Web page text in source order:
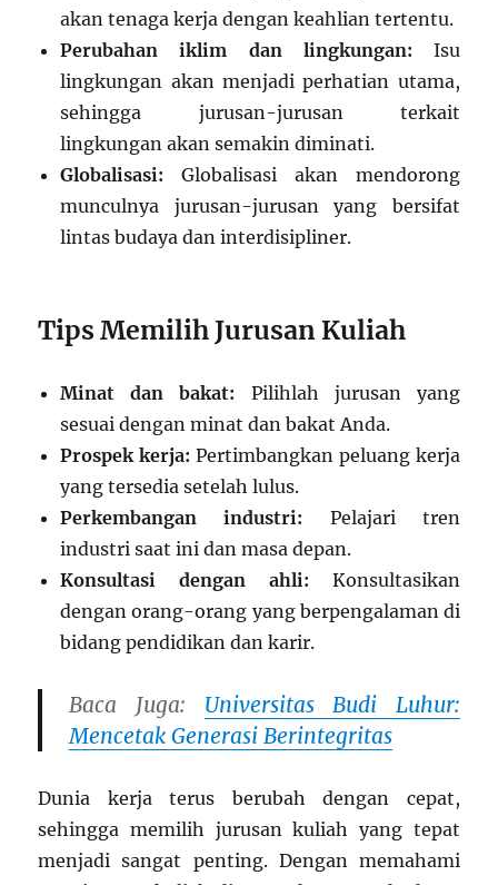
akan tenaga kerja dengan keahlian tertentu.
Perubahan iklim dan lingkungan: Isu
lingkungan akan menjadi perhatian utama,
sehingga jurusan-jurusan terkait
lingkungan akan semakin diminati.
Globalisasi: Globalisasi akan mendorong
munculnya jurusan-jurusan yang bersifat
lintas budaya dan interdisipliner.
Tips Memilih Jurusan Kuliah
Minat dan bakat: Pilihlah jurusan yang
sesuai dengan minat dan bakat Anda.
Prospek kerja: Pertimbangkan peluang kerja
yang tersedia setelah lulus.
Perkembangan industri: Pelajari tren
industri saat ini dan masa depan.
Konsultasi dengan ahli: Konsultasikan
dengan orang-orang yang berpengalaman di
bidang pendidikan dan karir.
Baca Juga: Universitas Budi Luhur:
Mencetak Generasi Berintegritas
Dunia kerja terus berubah dengan cepat,
sehingga memilih jurusan kuliah yang tepat
menjadi sangat penting. Dengan memahami